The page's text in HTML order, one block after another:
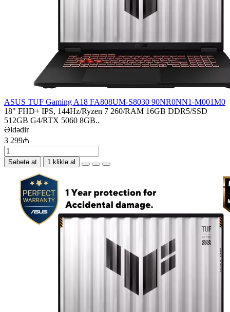
ASUS TUF Gaming A18 FA808UM-S8030 90NR0NN1-M001M0
18" FHD+ IPS, 144Hz/Ryzen 7 260/RAM 16GB DDR5/SSD
512GB G4/RTX 5060 8GB..
Əldədir
3 299₼
Səbətə at 1 kliklə al